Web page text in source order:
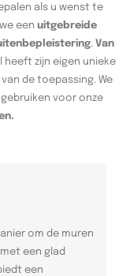
als u wenst te
een uitgebreide
. Van
heeft zijn eigen unieke
de toepassing. We
voor onze
om de muren
een glad
een